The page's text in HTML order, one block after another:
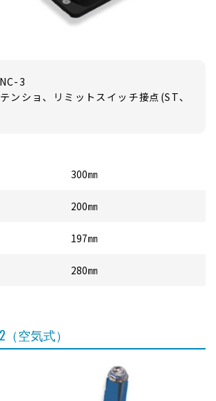
3
ンショ、リミットスイッチ接点(ST、
300㎜
200㎜
197㎜
280㎜
（空気式）